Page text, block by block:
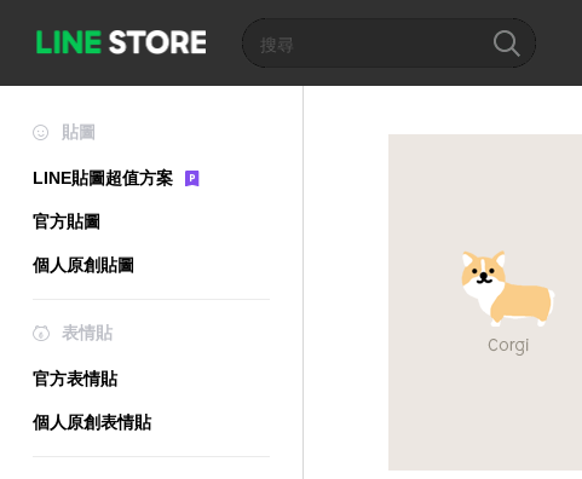
貼圖
LINE貼圖超值方案
官方貼圖
個人原創貼圖
表情貼
官方表情貼
個人原創表情貼